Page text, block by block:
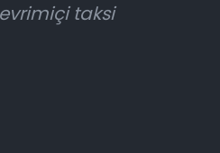
taksi